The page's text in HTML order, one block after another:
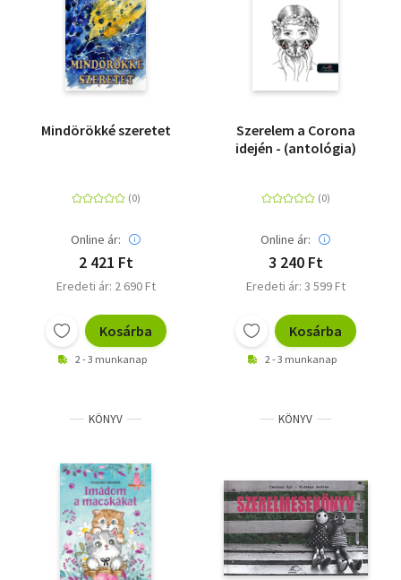
Mindörökké szeretet
Online ár:
2 421 Ft
Eredeti ár: 2 690 Ft
Kosárba
2 - 3 munkanap
Szerelem a Corona
idején - (antológia)
Online ár:
3 240 Ft
Eredeti ár: 3 599 Ft
Kosárba
2 - 3 munkanap
KÖNYV KÖNYV